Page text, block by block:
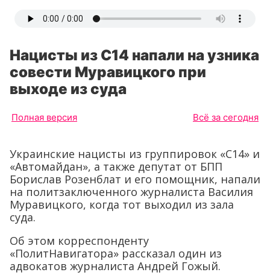
Нацисты из С14 напали на узника
совести Муравицкого при
выходе из суда
Полная версия Всё за сегодня
Украинские нацисты из группировок «С14» и
«Автомайдан», а также депутат от БПП
Борислав Розенблат и его помощник, напали
на политзаключенного журналиста Василия
Муравицкого, когда тот выходил из зала
суда.
Об этом корреспонденту
«ПолитНавигатора» рассказал один из
адвокатов журналиста Андрей Гожый.